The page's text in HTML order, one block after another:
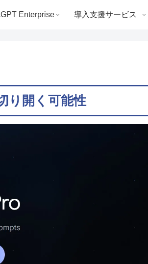
Enterprise 導入支援サービス
り開く可能性